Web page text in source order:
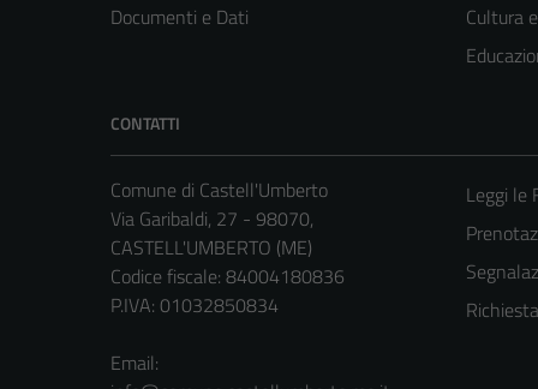
Documenti e Dati
Cultura
CONTATTI
Comune di Castell'Umberto
Via Garibaldi, 27 - 98070,
CASTELL'UMBERTO (ME)
Codice fiscale: 84004180836
P.IVA: 01032850834
Email:
Leggi le